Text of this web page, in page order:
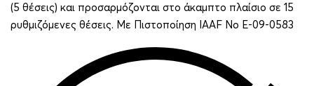
(5 θέσεις) και προσαρμόζονται στο άκαμπτο πλαίσιο σε 15
ρυθμιζόμενες θέσεις. Με Πιστοποίηση IAAF No E-09-0583